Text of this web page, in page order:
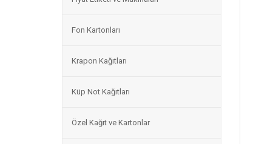
Fon Kartonları
Krapon Kağıtları
Küp Not Kağıtları
Özel Kağıt ve Kartonlar